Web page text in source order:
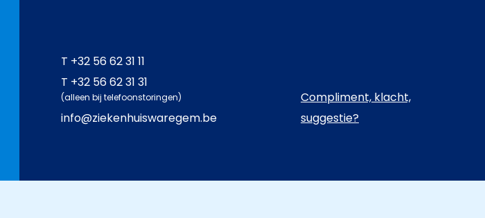
T +32 56 62 31 11
T +32 56 62 31 31
(alleen bij telefoonstoringen)
info@ziekenhuiswaregem.be
Compliment, klacht,
suggestie?